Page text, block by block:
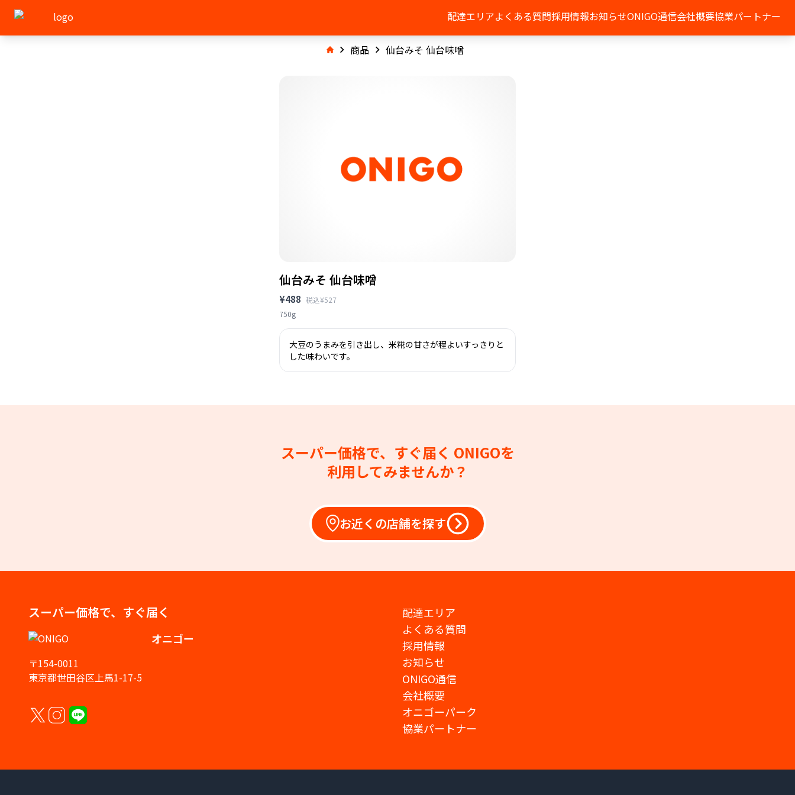
配達エリアよくある質問採用情報お知らせONIGO通信会社概要協業パートナー
商品 仙台みそ 仙台味噌
仙台みそ 仙台味噌
¥488 税込¥527
750g
大豆のうまみを引き出し、米糀の甘さが程よいすっきりと
した味わいです。
スーパー価格で、すぐ届く ONIGOを
利用してみませんか？
お近くの店舗を探す
スーパー価格で、すぐ届く
オニゴー
〒154-0011
東京都世田谷区上馬1-17-5
配達エリア
よくある質問
採用情報
お知らせ
ONIGO通信
会社概要
オニゴーパーク
協業パートナー